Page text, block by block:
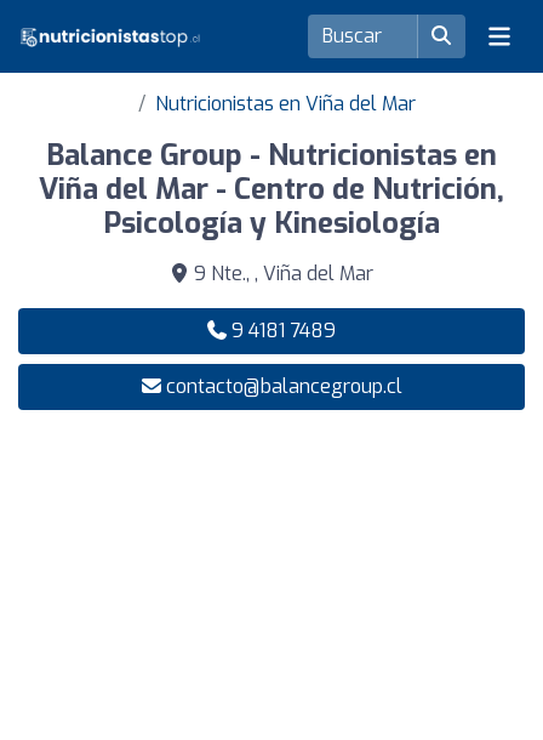
Nutricionistas en Viña del Mar
Balance Group - Nutricionistas en
Viña del Mar - Centro de Nutrición,
Psicología y Kinesiología
9 Nte., , Viña del Mar
9 4181 7489
contacto@balancegroup.cl